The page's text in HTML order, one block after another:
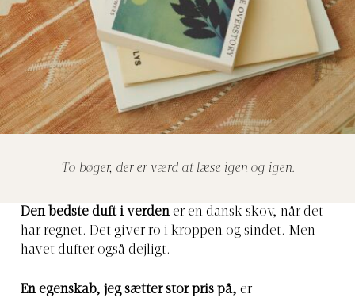
To bøger, der er værd at læse igen og igen.
Den bedste duft i verdener en dansk skov, når det
har regnet. Det giver ro i kroppen og sindet. Men
havet dufter også dejligt.
En egenskab, jeg sætter stor pris på, er